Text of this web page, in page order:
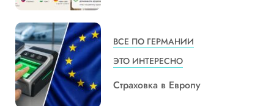
ВСЕ ПО ГЕРМАНИИ
ЭТО ИНТЕРЕСНО
Страховка в Европу